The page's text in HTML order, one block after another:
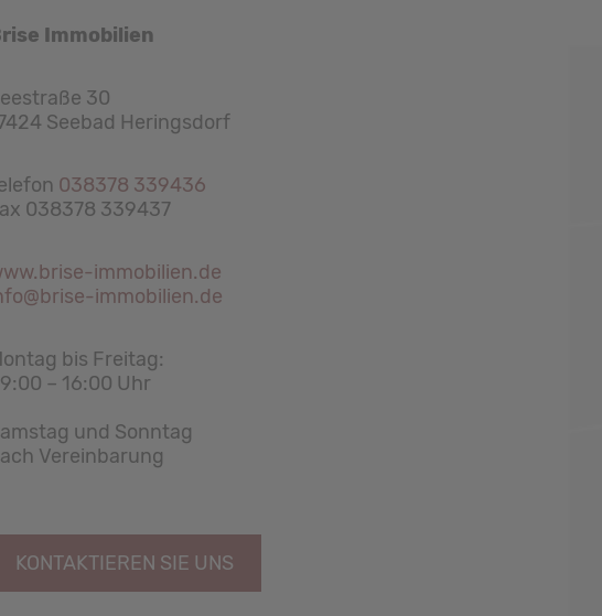
Immobilien
30
Seebad Heringsdorf
038378 339436
038378 339437
immobilien.de
immobilien.de
bis Freitag:
– 16:00 Uhr
und Sonntag
Vereinbarung
KONTAKTIEREN SIE UNS